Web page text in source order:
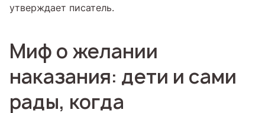
утверждает писатель.
Миф о желании
наказания: дети и сами
рады, когда